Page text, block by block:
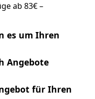
ab 83€ –
es um Ihren
Angebote
für Ihren